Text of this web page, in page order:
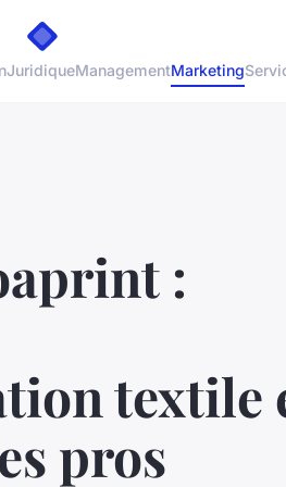
JuridiqueManagementMarketing
:
textile
pros